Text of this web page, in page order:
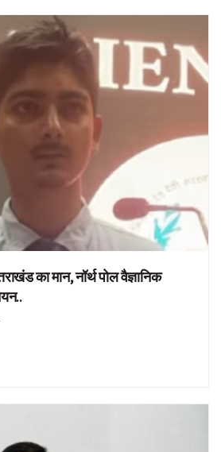
का मान, नॉर्थ पोल वैज्ञानिक